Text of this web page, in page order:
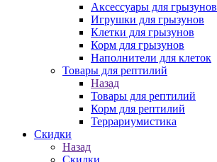
Аксессуары для грызунов
Игрушки для грызунов
Клетки для грызунов
Корм для грызунов
Наполнители для клеток
Товары для рептилий
Назад
Товары для рептилий
Корм для рептилий
Террариумистика
Скидки
Назад
Скидки